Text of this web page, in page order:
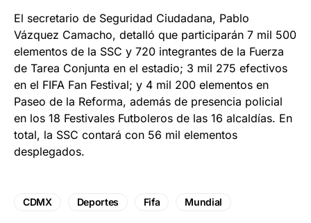
El secretario de Seguridad Ciudadana, Pablo
Vázquez Camacho, detalló que participarán 7 mil 500
elementos de la SSC y 720 integrantes de la Fuerza
de Tarea Conjunta en el estadio; 3 mil 275 efectivos
en el FIFA Fan Festival; y 4 mil 200 elementos en
Paseo de la Reforma, además de presencia policial
en los 18 Festivales Futboleros de las 16 alcaldías. En
total, la SSC contará con 56 mil elementos
desplegados.
CDMX Deportes Fifa Mundial